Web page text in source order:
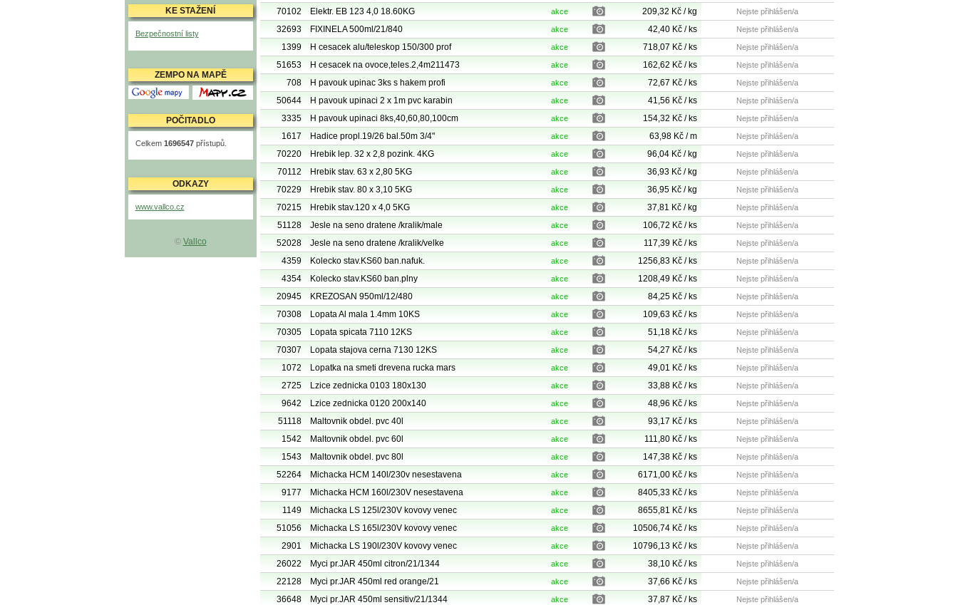
70102 Elektr. EB 123 4,0 18.60KG akce 209,32 Kč / kg Nejste přihlášen/a
32693 FIXINELA 500ml/21/840 akce 42,40 Kč / ks Nejste přihlášen/a
1399 H cesacek alu/teleskop 150/300 prof akce 718,07 Kč / ks Nejste přihlášen/a
51653 H cesacek na ovoce,teles.2,4m211473 akce 162,62 Kč / ks Nejste přihlášen/a
708 H pavouk upinac 3ks s hakem profi akce 72,67 Kč / ks Nejste přihlášen/a
50644 H pavouk upinaci 2 x 1m pvc karabin akce 41,56 Kč / ks Nejste přihlášen/a
3335 H pavouk upinaci 8ks,40,60,80,100cm akce 154,32 Kč / ks Nejste přihlášen/a
1617 Hadice propl.19/26 bal.50m 3/4" akce 63,98 Kč / m Nejste přihlášen/a
70220 Hrebik lep. 32 x 2,8 pozink. 4KG akce 96,04 Kč / kg Nejste přihlášen/a
70112 Hrebik stav. 63 x 2,80 5KG akce 36,93 Kč / kg Nejste přihlášen/a
70229 Hrebik stav. 80 x 3,10 5KG akce 36,95 Kč / kg Nejste přihlášen/a
70215 Hrebik stav.120 x 4,0 5KG akce 37,81 Kč / kg Nejste přihlášen/a
51128 Jesle na seno dratene /kralik/male akce 106,72 Kč / ks Nejste přihlášen/a
52028 Jesle na seno dratene /kralik/velke akce 117,39 Kč / ks Nejste přihlášen/a
4359 Kolecko stav.KS60 ban.nafuk. akce 1256,83 Kč / ks Nejste přihlášen/a
4354 Kolecko stav.KS60 ban.plny akce 1208,49 Kč / ks Nejste přihlášen/a
20945 KREZOSAN 950ml/12/480 akce 84,25 Kč / ks Nejste přihlášen/a
70308 Lopata Al mala 1.4mm 10KS akce 109,63 Kč / ks Nejste přihlášen/a
70305 Lopata spicata 7110 12KS akce 51,18 Kč / ks Nejste přihlášen/a
70307 Lopata stajova cerna 7130 12KS akce 54,27 Kč / ks Nejste přihlášen/a
1072 Lopatka na smeti drevena rucka mars akce 49,01 Kč / ks Nejste přihlášen/a
2725 Lzice zednicka 0103 180x130 akce 33,88 Kč / ks Nejste přihlášen/a
9642 Lzice zednicka 0120 200x140 akce 48,96 Kč / ks Nejste přihlášen/a
51118 Maltovnik obdel. pvc 40l akce 93,17 Kč / ks Nejste přihlášen/a
1542 Maltovnik obdel. pvc 60l akce 111,80 Kč / ks Nejste přihlášen/a
1543 Maltovnik obdel. pvc 80l akce 147,38 Kč / ks Nejste přihlášen/a
52264 Michacka HCM 140l/230v nesestavena akce 6171,00 Kč / ks Nejste přihlášen/a
9177 Michacka HCM 160l/230V nesestavena akce 8405,33 Kč / ks Nejste přihlášen/a
1149 Michacka LS 125l/230V kovovy venec akce 8655,81 Kč / ks Nejste přihlášen/a
51056 Michacka LS 165l/230V kovovy venec akce 10506,74 Kč / ks Nejste přihlášen/a
2901 Michacka LS 190l/230V kovovy venec akce 10796,13 Kč / ks Nejste přihlášen/a
26022 Myci pr.JAR 450ml citron/21/1344 akce 38,10 Kč / ks Nejste přihlášen/a
22128 Myci pr.JAR 450ml red orange/21 akce 37,66 Kč / ks Nejste přihlášen/a
36648 Myci pr.JAR 450ml sensitiv/21/1344 akce 37,87 Kč / ks Nejste přihlášen/a
KE STAŽENÍ
Bezpečnostní listy
ZEMPO NA MAPĚ
Mapy Google Mapy.cz
POČITADLO
Celkem 1696547přístupů.
ODKAZY
www.vallco.cz
© Vallco